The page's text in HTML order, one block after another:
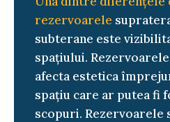
rezervoarele
subterane este
spațiului.
afecta estetica
spațiu care ar putea fi
scopuri. Rezervoarele